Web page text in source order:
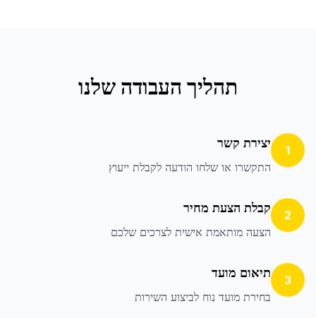
תהליך העבודה שלנו
1 יצירת קשר
התקשרו או שלחו הודעה לקבלת ייעוץ
2 קבלת הצעת מחיר
הצעה מותאמת אישית לצרכים שלכם
3 תיאום מועד
בחירת מועד נוח לביצוע השירות